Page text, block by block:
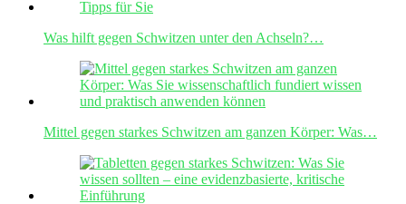
Was hilft gegen Schwitzen unter den Achseln?…
Mittel gegen starkes Schwitzen am ganzen Körper: Was…